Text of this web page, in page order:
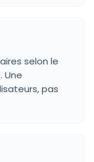
selon le
Une
pas